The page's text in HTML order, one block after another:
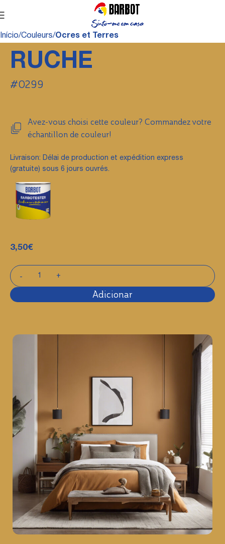
Início Couleurs Ocres et Terres
RUCHE
#0299
Avez-vous choisi cette couleur? Commandez votre
échantillon de couleur!
Livraison: Délai de production et expédition express
(gratuite) sous 6 jours ouvrés.
3,50€
Adicionar